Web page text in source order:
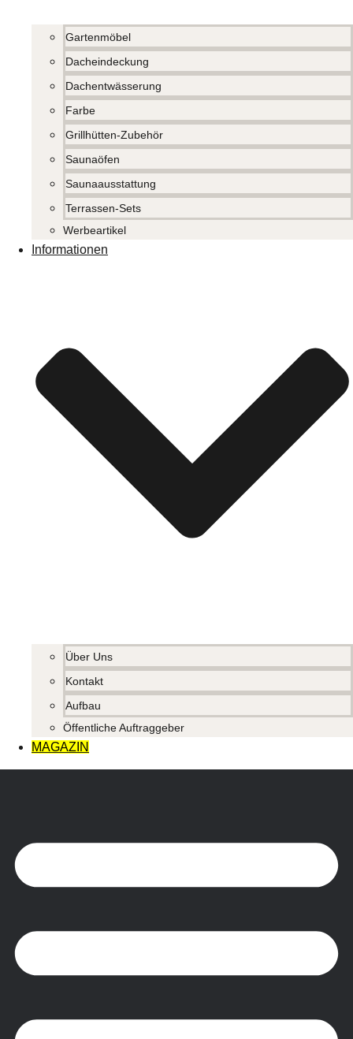
Gartenmöbel
Dacheindeckung
Dachentwässerung
Farbe
Grillhütten-Zubehör
Saunaöfen
Saunaausstattung
Terrassen-Sets
Werbeartikel
Informationen
Über Uns
Kontakt
Aufbau
Öffentliche Auftraggeber
MAGAZIN